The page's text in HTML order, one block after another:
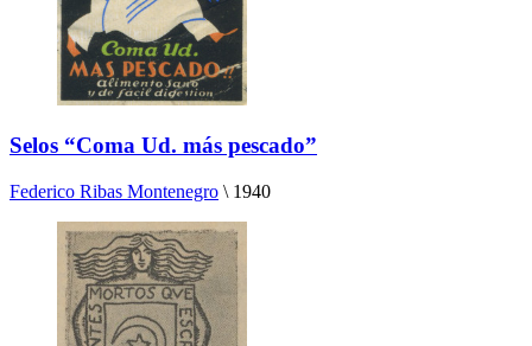
Selos “Coma Ud. más pescado”
Federico Ribas Montenegro \ 1940